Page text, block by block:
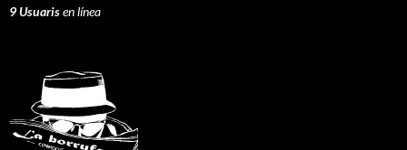
9 Usuarisen línea